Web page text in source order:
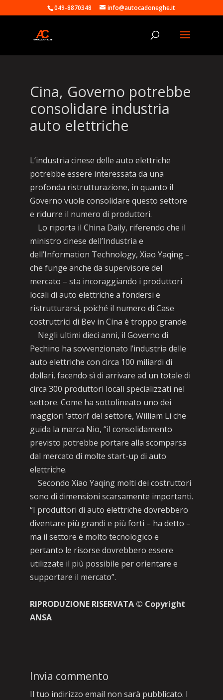
049-8870348 info@autocadoneghe.it
Cina, Governo potrebbe
consolidare industria
auto elettriche
L’industria cinese delle auto elettriche
potrebbe essere interessata da una
profonda ristrutturazione, in quanto il
Governo vuole consolidare questo settore
e ridurre il numero di produttori.
Lo riporta il China Daily, riferendo che il
ministro cinese dell’Industria e
dell’Information Technology, Xiao Yaqing –
che funge anche da supervisore del
mercato – sta incoraggiando i produttori
locali di auto elettriche a fondersi e
ristrutturarsi, poiché il numero di Case
costruttrici di Bev in Cina è troppo grande.
Negli ultimi dieci anni, il Governo di
Pechino ha sovvenzionato l’industria delle
auto elettriche con circa 100 miliardi di
dollari, facendo sì di arrivare ad un totale di
circa 300 produttori locali specializzati nel
settore. Come ha sottolineato uno dei
maggiori ‘attori’ del settore, William Li che
guida la marca Nio, “il consolidamento
previsto potrebbe portare alla scomparsa
dal mercato di molte start-up di auto
elettriche.
Secondo Xiao Yaqing molti dei costruttori
sono di dimensioni scarsamente importanti.
“I produttori di auto elettriche dovrebbero
diventare più grandi e più forti – ha detto –
ma il settore è molto tecnologico e
pertanto le risorse dovrebbero essere
utilizzate il più possibile per orientare e
supportare il mercato”.
RIPRODUZIONE RISERVATA © Copyright
ANSA
Invia commento
Il tuo indirizzo email non sarà pubblicato. I